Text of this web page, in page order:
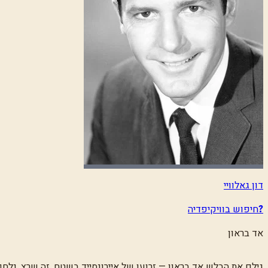
דון גאלוויי
?חיפוש בוויקיפדיה
אד בראון